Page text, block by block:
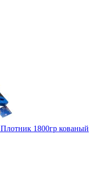
1800гр кованый